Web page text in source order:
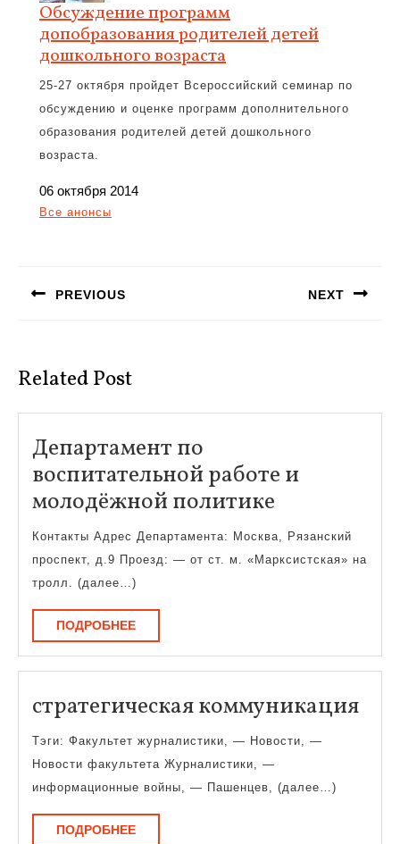
Обсуждение программ
допобразования родителей детей
дошкольного возраста
25-27 октября пройдет Всероссийский семинар по
обсуждению и оценке программ дополнительного
образования родителей детей дошкольного
возраста.
06 октября 2014
Все анонсы
записям
PREVIOUS NEXT
Related Post
Департамент по
воспитательной работе и
молодёжной политике
по
политике
Контакты Адрес Департамента: Москва, Рязанский
проспект, д.9 Проезд: — от ст. м. «Марксистская» на
тролл. (далее…)
ПОДРОБНЕЕПОДРОБНЕЕ
стратегическая коммуникация
Тэги: Факультет журналистики, — Новости, —
Новости факультета Журналистики, —
информационные войны, — Пашенцев, (далее…)
ПОДРОБНЕЕПОДРОБНЕЕ